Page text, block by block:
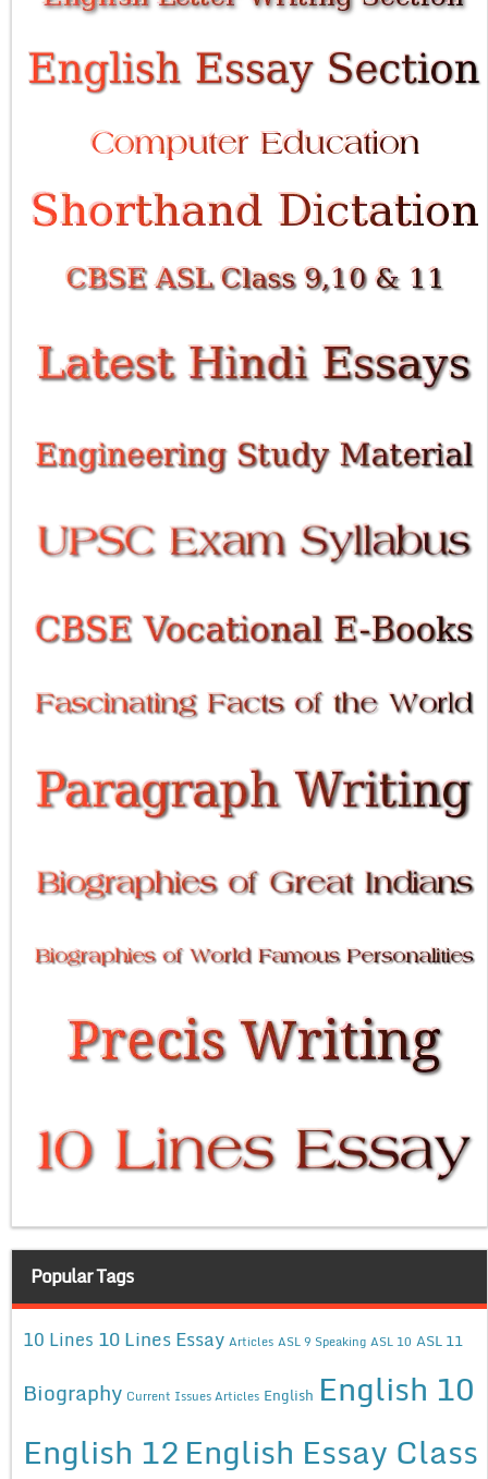
Popular Tags
10 Lines 10 Lines Essay Articles ASL 9 Speaking ASL 10 ASL 11
Biography Current Issues Articles English English 10
English 12English Essay Class